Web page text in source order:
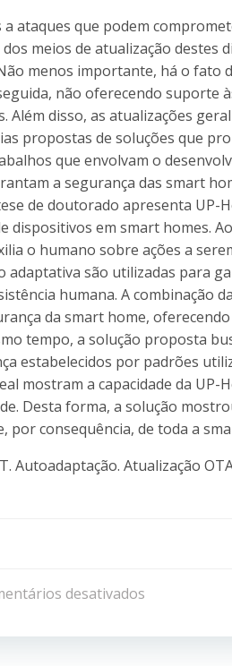
ataques que podem
meios de atualização destes
menos importante, há o fato
não oferecendo suporte
disso, as atualizações
propostas de soluções que
que envolvam o
a segurança das smart
de doutorado apresenta UP-
dispositivos em smart homes.
o humano sobre ações a
adaptativa são utilizadas para
humana. A combinação
da smart home,
tempo, a solução proposta
estabelecidos por padrões
mostram a capacidade da UP-
Desta forma, a solução
consequência, de toda a
Autoadaptação. Atualização
de
Post
desativados